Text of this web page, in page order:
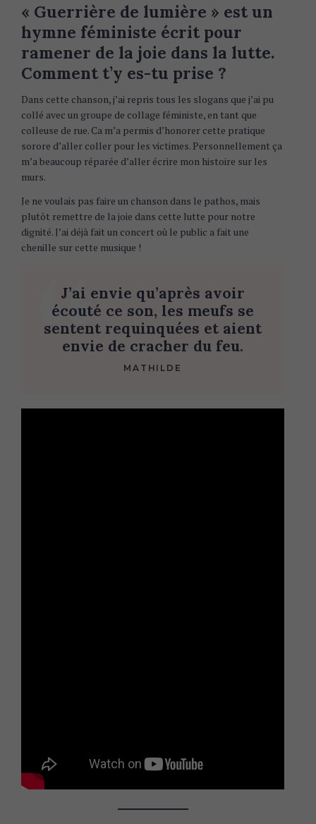
« Guerrière de lumière » est un
hymne féministe écrit pour
ramener de la joie dans la lutte.
Comment t’y es-tu prise ?
Dans cette chanson, j’ai repris tous les slogans que j’ai pu
collé avec un groupe de collage féministe, en tant que
colleuse de rue. Ca m’a permis d’honorer cette pratique
sorore d’aller coller pour les victimes. Personnellement ça
m’a beaucoup réparée d’aller écrire mon histoire sur les
murs.
Je ne voulais pas faire un chanson dans le pathos, mais
plutôt remettre de la joie dans cette lutte pour notre
dignité. J’ai déjà fait un concert où le public a fait une
chenille sur cette musique !
J’ai envie qu’après avoir
écouté ce son, les meufs se
sentent requinquées et aient
envie de cracher du feu.
MATHILDE